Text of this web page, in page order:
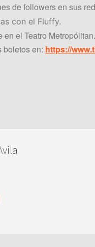
de followers en sus
con el Fluffy.
el Teatro Metropólitan.
boletos en: https://